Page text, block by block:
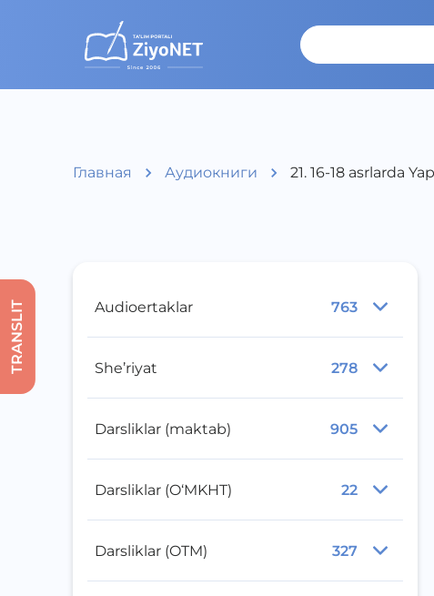
Главная Аудиокниги 21. 16-18 asrlarda
Audioertaklar 763
She’riyat 278
Darsliklar (maktab) 905
Darsliklar (O‘MKHT) 22
Darsliklar (OTM) 327
TRANSLIT